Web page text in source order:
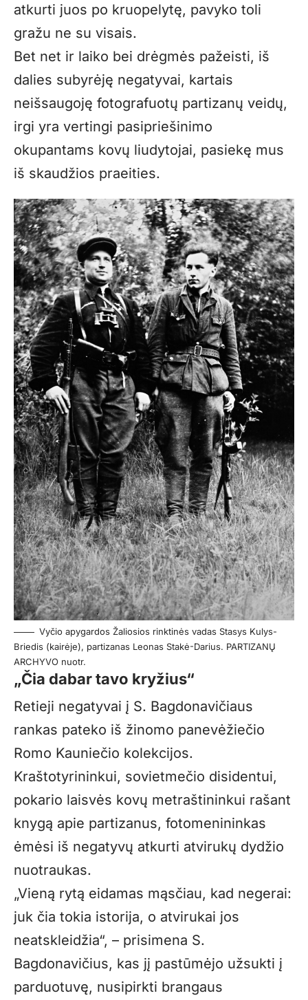
atkurti juos po kruopelytę, pavyko toli
gražu ne su visais.
Bet net ir laiko bei drėgmės pažeisti, iš
dalies subyrėję negatyvai, kartais
neišsaugoję fotografuotų partizanų veidų,
irgi yra vertingi pasipriešinimo
okupantams kovų liudytojai, pasiekę mus
iš skaudžios praeities.
Vyčio apygardos Žaliosios rinktinės vadas Stasys Kulys-
Briedis (kairėje), partizanas Leonas Stakė-Darius. PARTIZANŲ
ARCHYVO nuotr.
„Čia dabar tavo kryžius“
Retieji negatyvai į S. Bagdonavičiaus
rankas pateko iš žinomo panevėžiečio
Romo Kauniečio kolekcijos.
Kraštotyrininkui, sovietmečio disidentui,
pokario laisvės kovų metraštininkui rašant
knygą apie partizanus, fotomenininkas
ėmėsi iš negatyvų atkurti atvirukų dydžio
nuotraukas.
„Vieną rytą eidamas mąsčiau, kad negerai:
juk čia tokia istorija, o atvirukai jos
neatskleidžia“, – prisimena S.
Bagdonavičius, kas jį pastūmėjo užsukti į
parduotuvę, nusipirkti brangaus